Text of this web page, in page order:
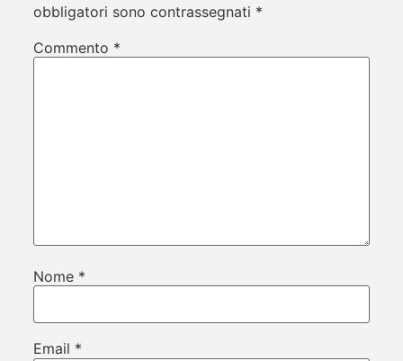
obbligatori sono contrassegnati *
Commento *
Nome *
Email *